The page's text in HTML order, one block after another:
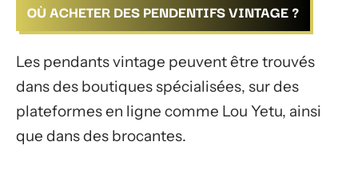
OÙ ACHETER DES PENDENTIFS VINTAGE ?
Les pendants vintage peuvent être trouvés
dans des boutiques spécialisées, sur des
plateformes en ligne comme Lou Yetu, ainsi
que dans des brocantes.